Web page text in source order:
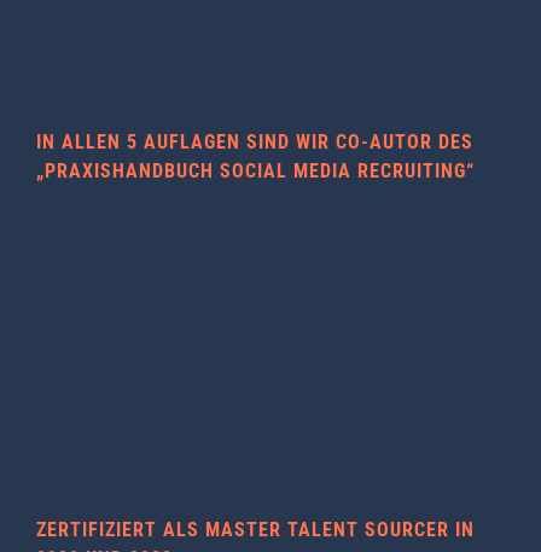
IN ALLEN 5 AUFLAGEN SIND WIR CO-AUTOR DES
„PRAXISHANDBUCH SOCIAL MEDIA RECRUITING“
ZERTIFIZIERT ALS MASTER TALENT SOURCER IN